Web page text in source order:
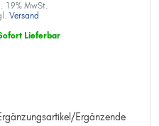
19% MwSt.
Versand
Lieferbar
Ergänzende